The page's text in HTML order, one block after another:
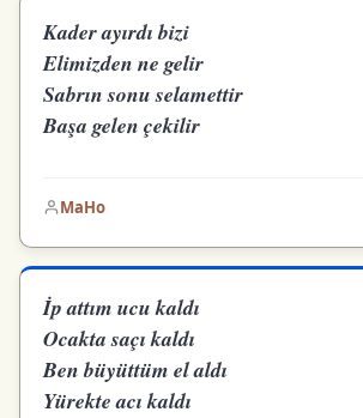
Kader ayırdı bizi
Elimizden ne gelir
Sabrın sonu selamettir
Başa gelen çekilir
MaHo
İp attım ucu kaldı
Ocakta saçı kaldı
Ben büyüttüm el aldı
Yürekte acı kaldı